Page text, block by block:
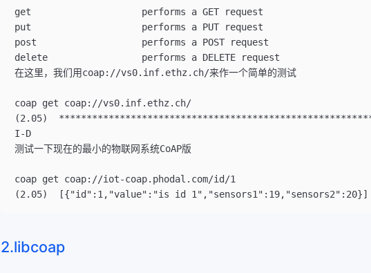
get                    performs a GET request
put                    performs a PUT request
post                   performs a POST request
delete                 performs a DELETE request
在这里，我们用coap://vs0.inf.ethz.ch/来作一个简单的测试
coap get coap://vs0.inf.ethz.ch/
(2.05)
I-D
测试一下现在的最小的物联网系统CoAP版
coap get coap://iot-coap.phodal.com/id/1
(2.05)  [{"id":1,"value":"is id 1","sensors1":19,"sensors2":20}]
2.libcoap